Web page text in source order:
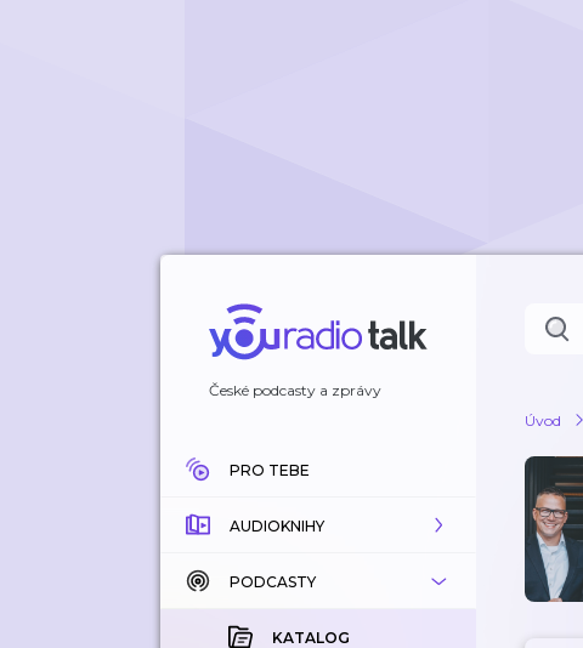
České podcasty a zprávy
PRO TEBE
AUDIOKNIHY
KATALOG
KOUPENÉ
PODCASTY
KATALOG
Úvod